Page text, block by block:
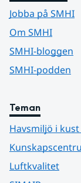
Jobba på SMHI
Om SMHI
SMHI-bloggen
SMHI-podden
Teman
Havsmiljö i
Luftkvalitet